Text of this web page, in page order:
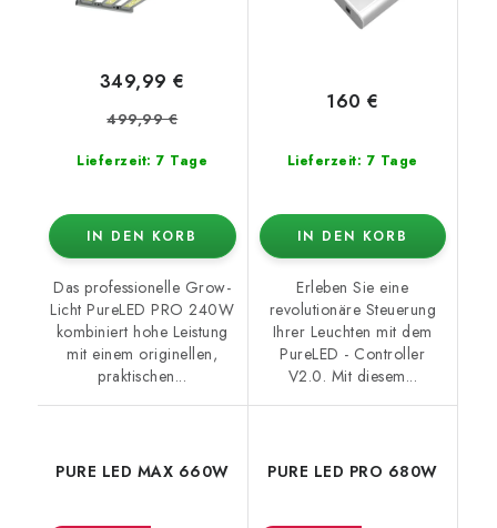
Lieferzeit: 7 Tage
349,99 €
499,99 €
IN DEN KORB
Das professionelle Grow-
Licht PureLED PRO 240W
kombiniert hohe Leistung
mit einem originellen,
praktischen...
Lieferzeit: 7 Tage
160 €
IN DEN KORB
Erleben Sie eine
revolutionäre Steuerung
Ihrer Leuchten mit dem
PureLED - Controller
V2.0. Mit diesem...
PURE LED MAX 660W PURE LED PRO 680W